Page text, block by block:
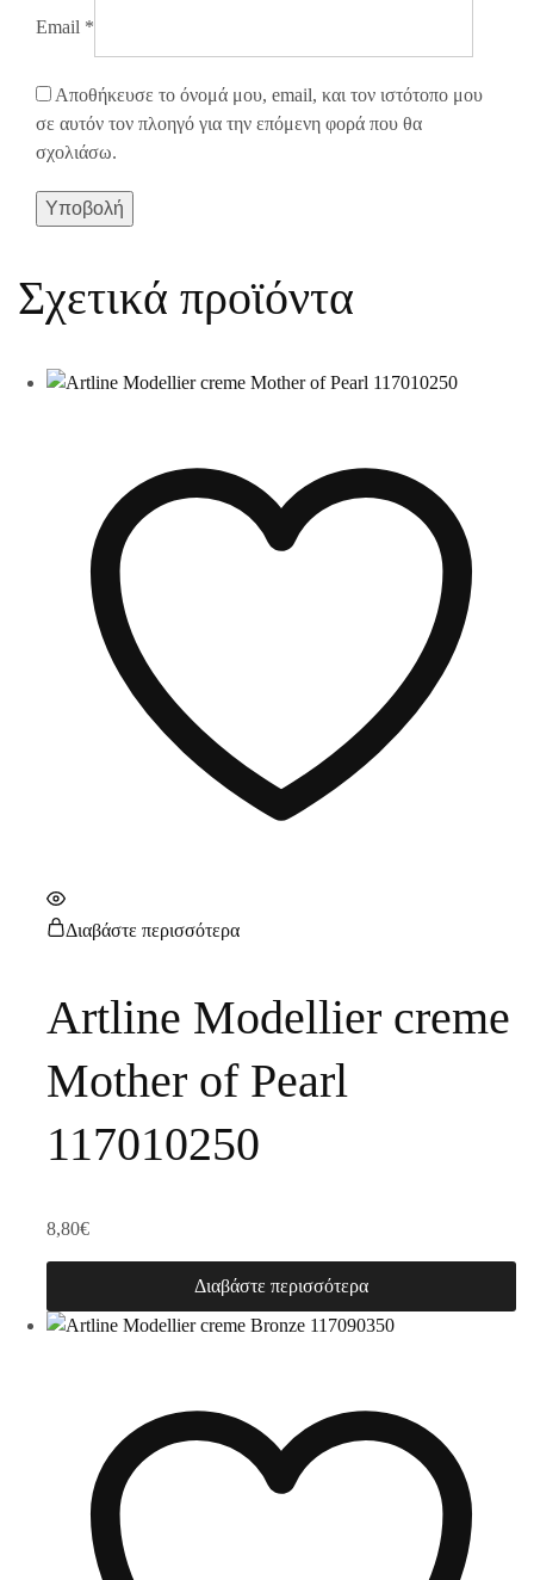
Email *
Αποθήκευσε το όνομά μου, email, και τον ιστότοπο μου
σε αυτόν τον πλοηγό για την επόμενη φορά που θα
σχολιάσω.
Σχετικά προϊόντα
Διαβάστε περισσότερα
Artline Modellier creme
Mother of Pearl
117010250
8,80€
Διαβάστε περισσότερα